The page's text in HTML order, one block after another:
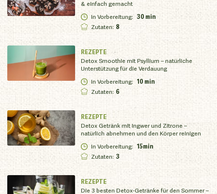
& einfach gemacht
In Vorbereitung: 30 min
Zutaten: 8
REZEPTE
Detox Smoothie mit Psyllium – natürliche
Unterstützung für die Verdauung
In Vorbereitung: 10 min
Zutaten: 6
REZEPTE
Detox Getränk mit Ingwer und Zitrone –
natürlich abnehmen und den Körper reinigen
In Vorbereitung: 15min
Zutaten: 3
REZEPTE
Die 3 besten Detox-Getränke für den Sommer –